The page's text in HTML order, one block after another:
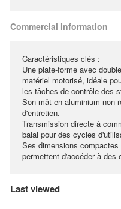
Commercial information
Caractéristiques clés :
Une plate-forme avec
matériel motorisé, idéale
les tâches de contrôle des
Son mât en aluminium non
d'entretien.
Transmission directe à
balai pour des cycles
Ses dimensions
permettent d'accéder à des
Last viewed